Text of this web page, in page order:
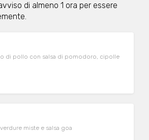
di almeno 1 ora per essere
miste e salsa goa